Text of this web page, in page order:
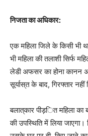
निजताकाअधिकार:
एक महिला जिले के किसी भी
भी महिला की तलाशी सिर्फ
लेडी अफसर का होना कानन
सूर्यास्त के बाद,गिरफ्तार नहीं
बलात्कार पीड़ित महिला का
की उपस्थिति में लिया जाएगा।